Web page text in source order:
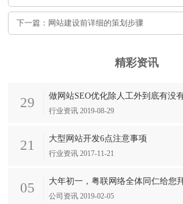
下一篇：网站建设前详细的策划步骤
精彩资讯
29 做网站SEO优化除人工外到底有没
行业资讯 2019-08-29
21 大型网站开发6点注意事项
行业资讯 2017-11-21
05 大年初一，粤联网络全体同仁给您
公司资讯 2019-02-05